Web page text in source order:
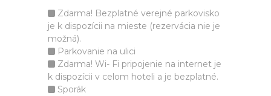
Zdarma! Bezplatné verejné parkovisko
je k dispozícii na mieste (rezervácia nie je
možná).
Parkovanie na ulici
Zdarma! Wi- Fi pripojenie na internet je
k dispozícii v celom hoteli a je bezplatné.
Sporák